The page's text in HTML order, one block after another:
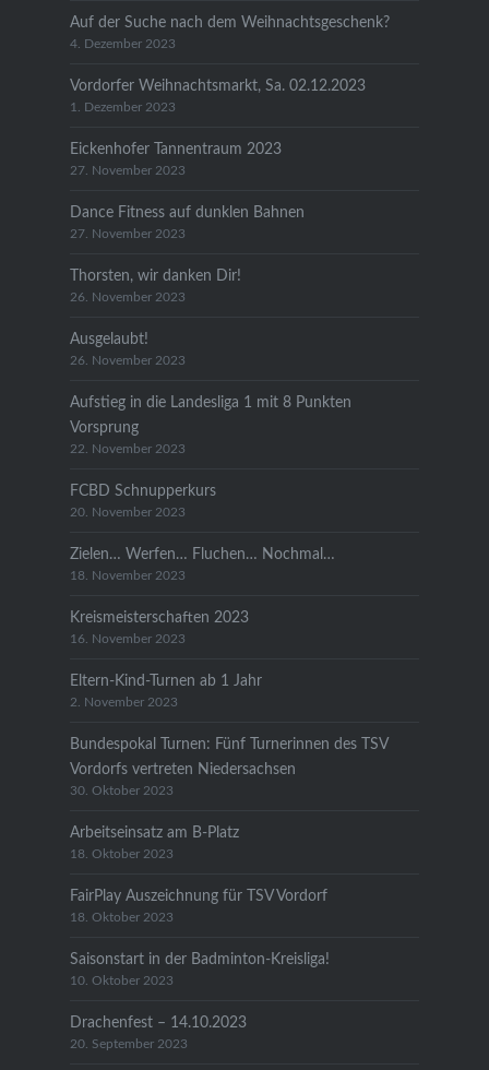
Auf der Suche nach dem Weihnachtsgeschenk?
4. Dezember 2023
Vordorfer Weihnachtsmarkt, Sa. 02.12.2023
1. Dezember 2023
Eickenhofer Tannentraum 2023
27. November 2023
Dance Fitness auf dunklen Bahnen
27. November 2023
Thorsten, wir danken Dir!
26. November 2023
Ausgelaubt!
26. November 2023
Aufstieg in die Landesliga 1 mit 8 Punkten
Vorsprung
22. November 2023
FCBD Schnupperkurs
20. November 2023
Zielen… Werfen… Fluchen… Nochmal…
18. November 2023
Kreismeisterschaften 2023
16. November 2023
Eltern-Kind-Turnen ab 1 Jahr
2. November 2023
Bundespokal Turnen: Fünf Turnerinnen des TSV
Vordorfs vertreten Niedersachsen
30. Oktober 2023
Arbeitseinsatz am B-Platz
18. Oktober 2023
FairPlay Auszeichnung für TSV Vordorf
18. Oktober 2023
Saisonstart in der Badminton-Kreisliga!
10. Oktober 2023
Drachenfest – 14.10.2023
20. September 2023